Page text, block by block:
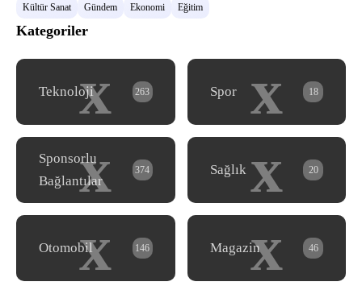
Kültür Sanat
Gündem Ekonomi Eğitim
Kategoriler
x
Teknoloji 263 x
Spor 18
x
Sponsorlu
Bağlantılar
374 x
Sağlık 20
x
Otomobil 146 x
Magazin 46